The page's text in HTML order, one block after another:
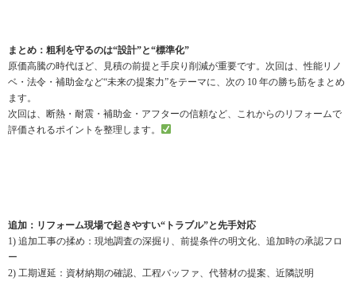
まとめ：粗利を守るのは“設計”と“標準化”
原価高騰の時代ほど、見積の前提と手戻り削減が重要です。次回は、性能リノ
ベ・法令・補助金など“未来の提案力”をテーマに、次の 10 年の勝ち筋をまとめ
ます。
次回は、断熱・耐震・補助金・アフターの信頼など、これからのリフォームで
評価されるポイントを整理します。
追加：リフォーム現場で起きやすい“トラブル”と先手対応
1) 追加工事の揉め：現地調査の深掘り、前提条件の明文化、追加時の承認フロ
ー
2) 工期遅延：資材納期の確認、工程バッファ、代替材の提案、近隣説明